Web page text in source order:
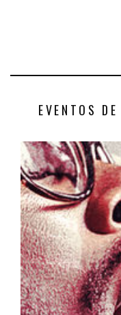
EVENTOS